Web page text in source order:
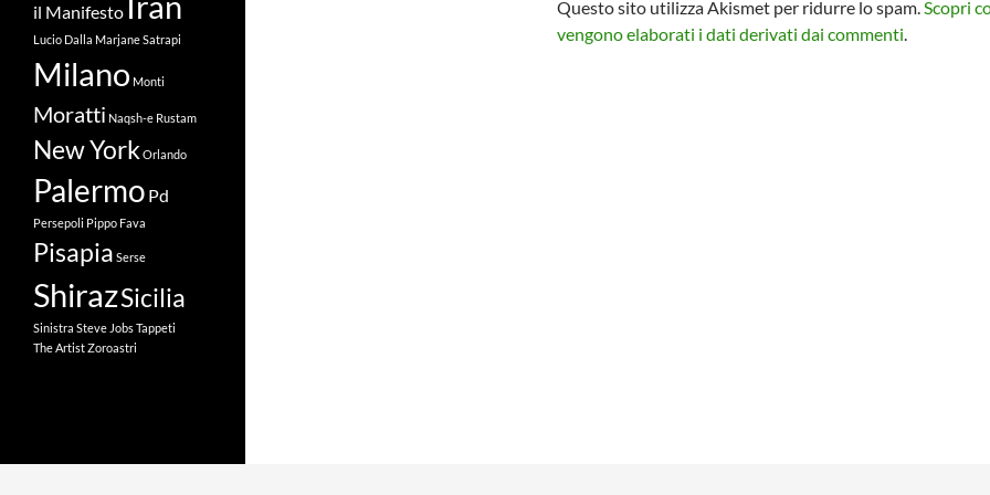
Questo sito utilizza Akismet per ridurre lo spam.Scopri
vengono elaborati i dati derivati dai commenti.
il Manifesto
Lucio Dalla Marjane Satrapi
Milano Monti
Moratti Naqsh-e Rustam
New York Orlando
Palermo Pd
Persepoli Pippo Fava
Pisapia Serse
ShirazSicilia
Sinistra Steve JobsTappeti
The ArtistZoroastri